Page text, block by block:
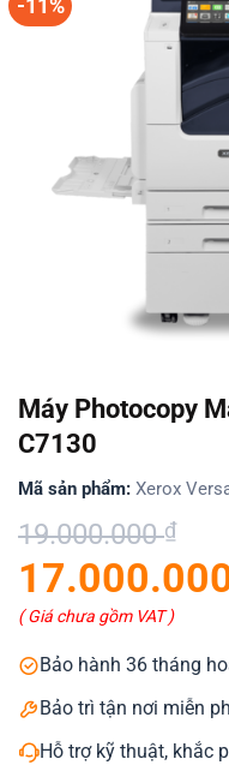
-11%
Máy Photocopy
C7130
Mã sản phẩm: Xerox
19.000.000₫
Giá
gốc
là:
19.000.000 ₫.
Giá
hiện
tại
là:
17.000.000 ₫.
( Giá chưa gồm VAT )
Bảo hành 36 tháng
Bảo trì tận nơi miễn
Hỗ trợ kỹ thuật, khắc